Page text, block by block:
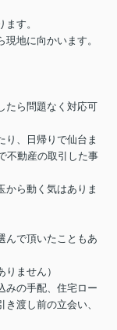
す。
地に向かいます。
たら問題なく対応可
り、日帰りで仙台ま
不動産の取引した事
から動く気はありま
んで頂いたこともあ
ません）
みの手配、住宅ロー
渡し前の立会い、